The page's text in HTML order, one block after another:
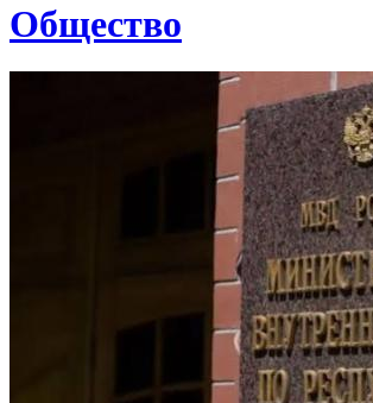
Общество